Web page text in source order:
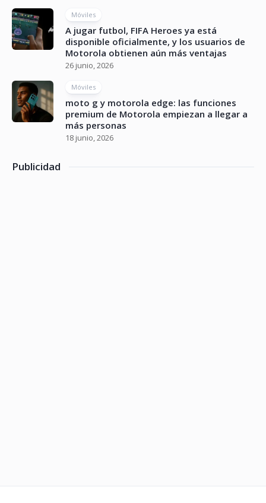
Móviles
A jugar futbol, FIFA Heroes ya está
disponible oficialmente, y los usuarios de
Motorola obtienen aún más ventajas
26 junio, 2026
Móviles
moto g y motorola edge: las funciones
premium de Motorola empiezan a llegar a
más personas
18 junio, 2026
Publicidad